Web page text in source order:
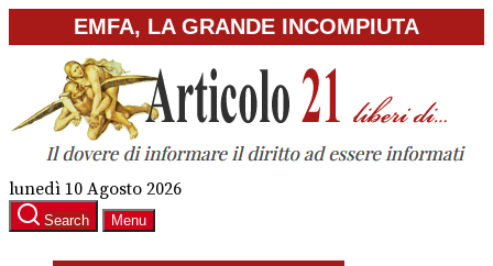
to
content
EMFA, LA GRANDE INCOMPIUTA
lunedì 10 Agosto 2026
Search Menu